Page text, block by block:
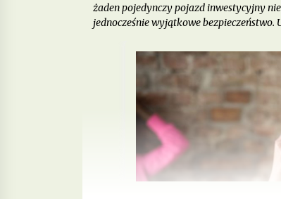
żaden pojedynczy pojazd inwestycyjny
jednocześnie wyjątkowe